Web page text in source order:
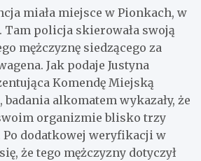
miała miejsce w Pionkach, w
Tam policja skierowała swoją
mężczyznę siedzącego za
Jak podaje Justyna
Komendę Miejską
alkomatem wykazały, że
organizmie blisko trzy
dodatkowej weryfikacji w
że tego mężczyzny dotyczył